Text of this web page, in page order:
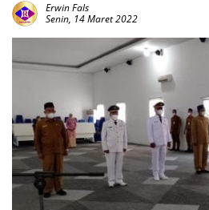
Erwin Fals
Senin, 14 Maret 2022